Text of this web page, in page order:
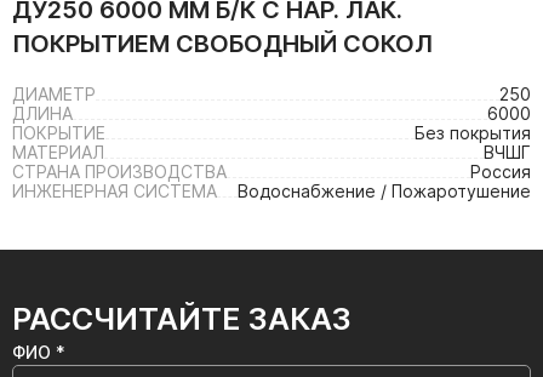
ДУ250 6000 ММ Б/К С НАР. ЛАК.
ПОКРЫТИЕМ СВОБОДНЫЙ СОКОЛ
ДИАМЕТР
250
ДЛИНА
6000
ПОКРЫТИЕ
Без покрытия
МАТЕРИАЛ
ВЧШГ
СТРАНА ПРОИЗВОДСТВА
Россия
ИНЖЕНЕРНАЯ СИСТЕМА
Водоснабжение / Пожаротушение
РАССЧИТАЙТЕ ЗАКАЗ
ФИО *